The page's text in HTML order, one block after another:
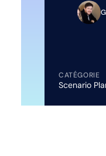
CATÉGORIE
Scenario